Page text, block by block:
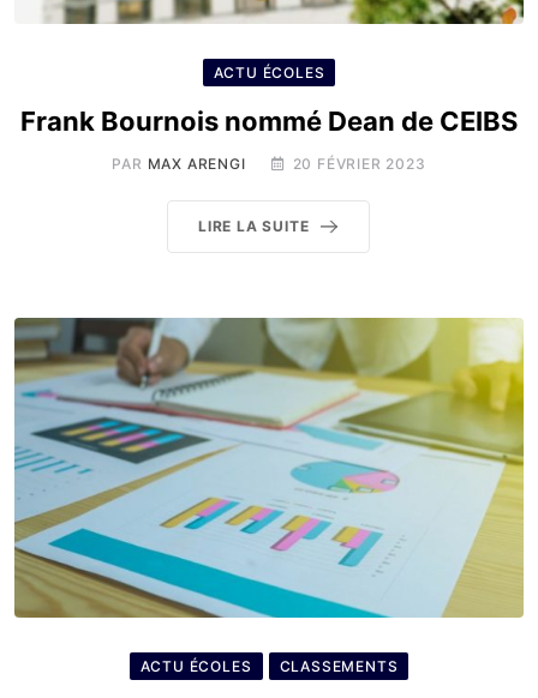
ACTU ÉCOLES
Frank Bournois nommé Dean de CEIBS
PAR MAX ARENGI 20 FÉVRIER 2023
LIRE LA SUITE
ACTU ÉCOLES CLASSEMENTS